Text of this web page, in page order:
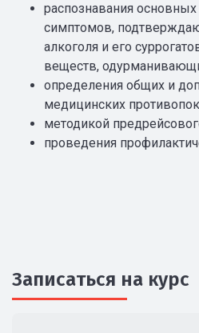
распознавания
симптомов,
алкоголя и его
веществ,
определения общих и
медицинских
методикой
проведения
Записаться на курс